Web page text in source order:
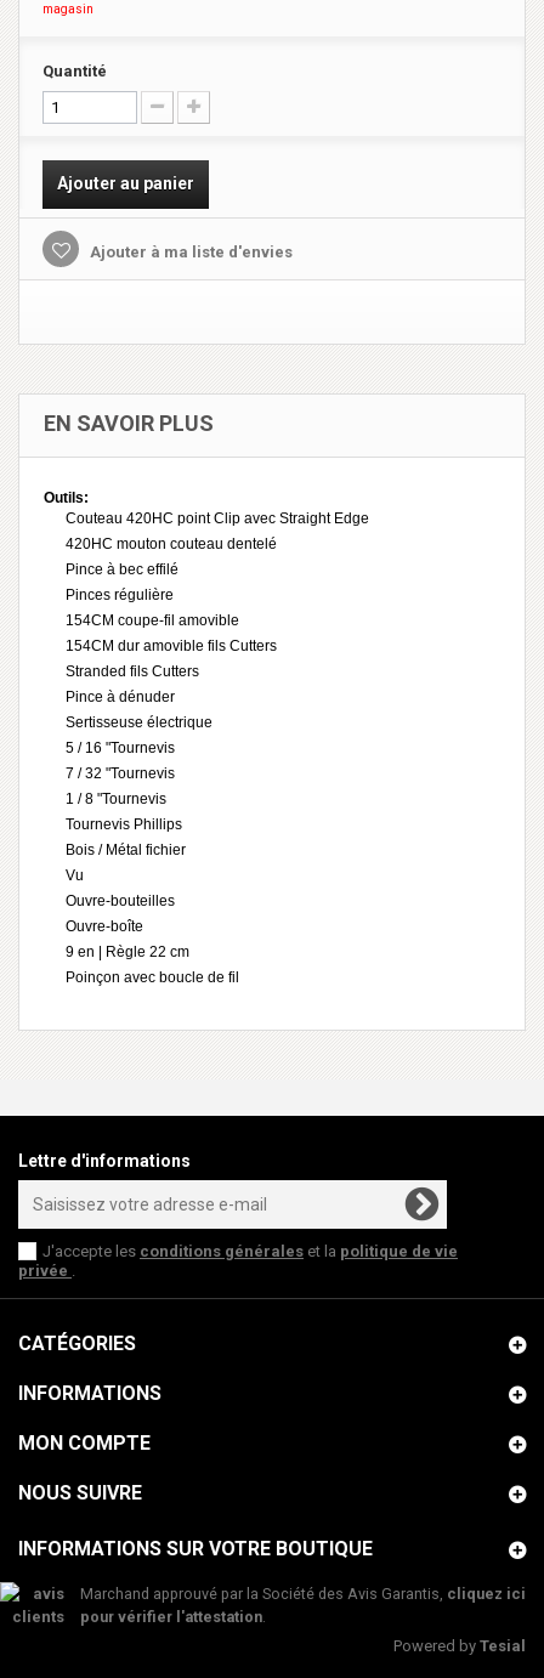
magasin
Quantité
Ajouter au panier
Ajouter à ma liste d'envies
EN SAVOIR PLUS
Outils:
Couteau 420HC point Clip avec Straight Edge
420HC mouton couteau dentelé
Pince à bec effilé
Pinces régulière
154CM coupe-fil amovible
154CM dur amovible fils Cutters
Stranded fils Cutters
Pince à dénuder
Sertisseuse électrique
5 / 16 "Tournevis
7 / 32 "Tournevis
1 / 8 "Tournevis
Tournevis Phillips
Bois / Métal fichier
Vu
Ouvre-bouteilles
Ouvre-boîte
9 en | Règle 22 cm
Poinçon avec boucle de fil
Lettre d'informations
J'accepte les conditions générales et la politique de vie
privée
CATÉGORIES
INFORMATIONS
MON COMPTE
NOUS SUIVRE
INFORMATIONS SUR VOTRE BOUTIQUE
Marchand approuvé par la Société des Avis Garantis, cliquez ici
pour vérifier l'attestation
Powered by Tesial